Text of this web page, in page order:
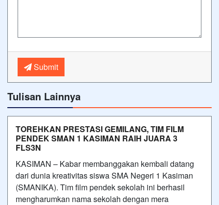
Submit
Tulisan Lainnya
TOREHKAN PRESTASI GEMILANG, TIM FILM
PENDEK SMAN 1 KASIMAN RAIH JUARA 3
FLS3N
KASIMAN – Kabar membanggakan kembali datang
dari dunia kreativitas siswa SMA Negeri 1 Kasiman
(SMANIKA). Tim film pendek sekolah ini berhasil
mengharumkan nama sekolah dengan mera